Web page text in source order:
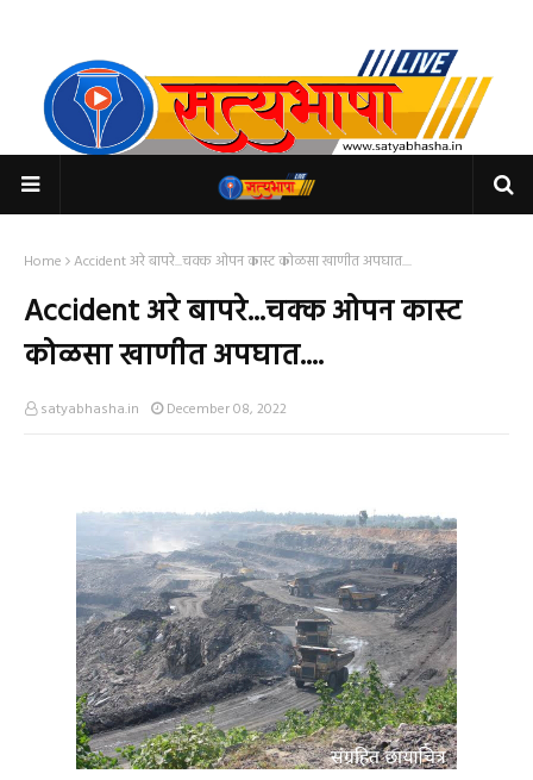
Home Accident अरे बापरे...चक्क ओपन कास्ट कोळसा खाणीत अपघात....
Accident अरे बापरे...चक्क ओपन कास्ट
कोळसा खाणीत अपघात....
satyabhasha.in December 08, 2022